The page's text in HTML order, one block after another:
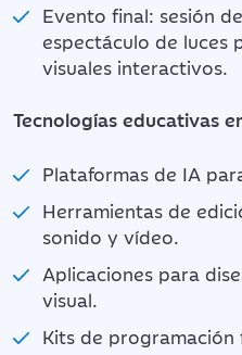
Evento final: sesión
espectáculo de luces
visuales interactivos.
Tecnologías educativas
Plataformas de IA
Herramientas de
sonido y vídeo.
Aplicaciones para
visual.
Kits de programación